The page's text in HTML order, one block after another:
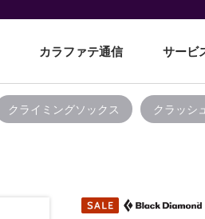
カラファテ通信 サービ
クライミングソックス クラッシ